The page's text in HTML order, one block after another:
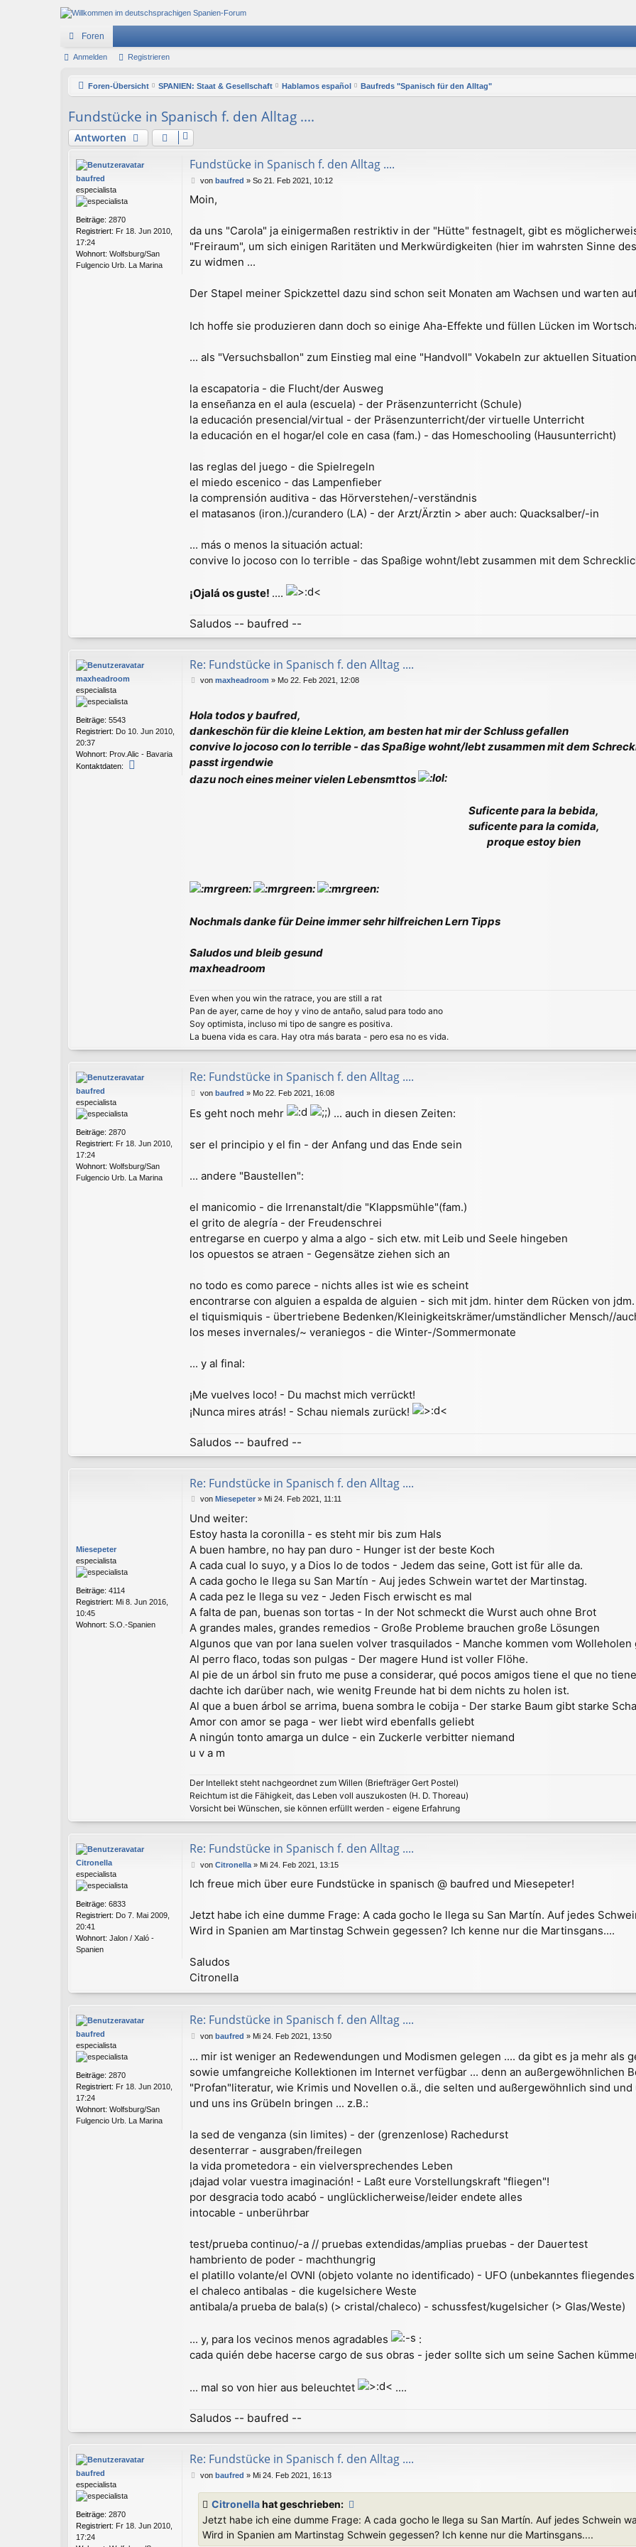
Foren
Anmelden Registrieren
Foren-Übersicht SPANIEN: Staat & Gesellschaft Hablamos español Baufreds "Spanisch für den Alltag"
Fundstücke in Spanisch f. den Alltag ....
Antworten
baufred
especialista
Beiträge: 2870
Registriert: Fr 18. Jun 2010,
17:24
Wohnort: Wolfsburg/San
Fulgencio Urb. La Marina
Fundstücke in Spanisch f. den Alltag ....
B
i
a
g
vonbaufred »So 21. Feb 2021, 10:12
Moin,
da uns "Carola" ja einigermaßen restriktiv in der "Hütte" festnagelt, gibt es
"Freiraum", um sich einigen Raritäten und Merkwürdigkeiten (hier im wahrsten Sinne
zu widmen ...
Der Stapel meiner Spickzettel dazu sind schon seit Monaten am Wachsen und warten
Ich hoffe sie produzieren dann doch so einige Aha-Effekte und füllen Lücken im
... als "Versuchsballon" zum Einstieg mal eine "Handvoll" Vokabeln zur aktuellen
la escapatoria - die Flucht/der Ausweg
la enseñanza en el aula (escuela) - der Präsenzunterricht (Schule)
la educación presencial/virtual - der Präsenzunterricht/der virtuelle Unterricht
la educación en el hogar/el cole en casa (fam.) - das Homeschooling (Hausunterricht)
las reglas del juego - die Spielregeln
el miedo escenico - das Lampenfieber
la comprensión auditiva - das Hörverstehen/-verständnis
el matasanos (iron.)/curandero (LA) - der Arzt/Ärztin > aber auch: Quacksalber/-in
... más o menos la situación actual:
convive lo jocoso con lo terrible - das Spaßige wohnt/lebt zusammen mit dem
¡Ojalá os guste! ....
Saludos -- baufred --
maxheadroom
especialista
Beiträge: 5543
Registriert: Do 10. Jun 2010,
20:37
Wohnort: Prov.Alic - Bavaria
Kontaktdaten:
m
Re: Fundstücke in Spanisch f. den Alltag ....
B
t
a
g
vonmaxheadroom » Mo 22. Feb 2021, 12:08
Hola todos y baufred,
dankeschön für die kleine Lektion, am besten hat mir der Schluss gefallen
convive lo jocoso con lo terrible - das Spaßige wohnt/lebt zusammen mit dem
passt irgendwie
dazu noch eines meiner vielen Lebensmttos
Suficente para la bebida,
suficente para la comida,
proque estoy bien
Nochmals danke für Deine immer sehr hilfreichen Lern Tipps
Saludos und bleib gesund
maxheadroom
Even when you win the ratrace, you are still a rat
Pan de ayer, carne de hoy y vino de antaño, salud para todo ano
Soy optimista, incluso mi tipo de sangre es positiva.
La buena vida es cara. Hay otra más barata - pero esa no es vida.
baufred
especialista
Beiträge: 2870
Registriert: Fr 18. Jun 2010,
17:24
Wohnort: Wolfsburg/San
Fulgencio Urb. La Marina
Re: Fundstücke in Spanisch f. den Alltag ....
B
i
a
vonbaufred » Mo 22. Feb 2021, 16:08
Es geht noch mehr ... auch in diesen Zeiten:
ser el principio y el fin - der Anfang und das Ende sein
... andere "Baustellen":
el manicomio - die Irrenanstalt/die "Klappsmühle"(fam.)
el grito de alegría - der Freudenschrei
entregarse en cuerpo y alma a algo - sich etw. mit Leib und Seele hingeben
los opuestos se atraen - Gegensätze ziehen sich an
no todo es como parece - nichts alles ist wie es scheint
encontrarse con alguien a espalda de alguien - sich mit jdm. hinter dem Rücken von
el tiquismiquis - übertriebene Bedenken/Kleinigkeitskrämer/umständlicher Mensch//
los meses invernales/~ veraniegos - die Winter-/Sommermonate
... y al final:
¡Me vuelves loco! - Du machst mich verrückt!
¡Nunca mires atrás! - Schau niemals zurück!
Saludos -- baufred --
Miesepeter
especialista
Beiträge: 4114
Registriert: Mi 8. Jun 2016,
10:45
Wohnort: S.O.-Spanien
Re: Fundstücke in Spanisch f. den Alltag ....
B
i
t
r
a
g
von Miesepeter » Mi 24. Feb 2021, 11:11
Und weiter:
Estoy hasta la coronilla - es steht mir bis zum Hals
A buen hambre, no hay pan duro - Hunger ist der beste Koch
A cada cual lo suyo, y a Dios lo de todos - Jedem das seine, Gott ist für alle da.
A cada gocho le llega su San Martín - Auj jedes Schwein wartet der Martinstag.
A cada pez le llega su vez - Jeden Fisch erwischt es mal
A falta de pan, buenas son tortas - In der Not schmeckt die Wurst auch ohne Brot
A grandes males, grandes remedios - Große Probleme brauchen große Lösungen
Algunos que van por lana suelen volver trasquilados - Manche kommen vom
Al perro flaco, todas son pulgas - Der magere Hund ist voller Flöhe.
Al pie de un árbol sin fruto me puse a considerar, qué pocos amigos tiene el que no
dachte ich darüber nach, wie wenitg Freunde hat bi dem nichts zu holen ist.
Al que a buen árbol se arrima, buena sombra le cobija - Der starke Baum gibt starke
Amor con amor se paga - wer liebt wird ebenfalls geliebt
A ningún tonto amarga un dulce - ein Zuckerle verbitter niemand
u v a m
Der Intellekt steht nachgeordnet zum Willen (Briefträger Gert Postel)
Reichtum ist die Fähigkeit, das Leben voll auszukosten (H. D. Thoreau)
Vorsicht bei Wünschen, sie können erfüllt werden - eigene Erfahrung
Citronella
especialista
Beiträge: 6833
Registriert: Do 7. Mai 2009,
20:41
Wohnort: Jalon / Xaló -
Spanien
Re: Fundstücke in Spanisch f. den Alltag ....
B
i
a
g
vonCitronella » Mi 24. Feb 2021, 13:15
Ich freue mich über eure Fundstücke in spanisch @ baufred und Miesepeter!
Jetzt habe ich eine dumme Frage: A cada gocho le llega su San Martín. Auf jedes
Wird in Spanien am Martinstag Schwein gegessen? Ich kenne nur die Martinsgans....
Saludos
Citronella
baufred
especialista
Beiträge: 2870
Registriert: Fr 18. Jun 2010,
17:24
Wohnort: Wolfsburg/San
Fulgencio Urb. La Marina
Re: Fundstücke in Spanisch f. den Alltag ....
B
t
a
g
vonbaufred » Mi 24. Feb 2021, 13:50
... mir ist weniger an Redewendungen und Modismen gelegen .... da gibt es ja mehr als
sowie umfangreiche Kollektionen im Internet verfügbar ... denn an außergewöhnlichen
"Profan"literatur, wie Krimis und Novellen o.ä., die selten und außergewöhnlich sind
und uns ins Grübeln bringen ... z.B.:
la sed de venganza (sin limites) - der (grenzenlose) Rachedurst
desenterrar - ausgraben/freilegen
la vida prometedora - ein vielversprechendes Leben
¡dajad volar vuestra imaginación! - Laßt eure Vorstellungskraft "fliegen"!
por desgracia todo acabó - unglücklicherweise/leider endete alles
intocable - unberührbar
test/prueba continuo/-a // pruebas extendidas/amplias pruebas - der Dauertest
hambriento de poder - machthungrig
el platillo volante/el OVNI (objeto volante no identificado) - UFO (unbekanntes
el chaleco antibalas - die kugelsichere Weste
antibala/a prueba de bala(s) (> cristal/chaleco) - schussfest/kugelsicher (> Glas/Weste)
... y, para los vecinos menos agradables
:
cada quién debe hacerse cargo de sus obras - jeder sollte sich um seine Sachen
... mal so von hier aus beleuchtet ....
Saludos -- baufred --
baufred
especialista
Beiträge: 2870
Registriert: Fr 18. Jun 2010,
17:24
Re: Fundstücke in Spanisch f. den Alltag ....
Bvonbaufred » Mi 24. Feb 2021, 16:13
Citronellahat geschrieben:
Jetzt habe ich eine dumme Frage: A cada gocho le llega su San Martín. Auf jedes Schwein
Wird in Spanien am Martinstag Schwein gegessen? Ich kenne nur die Martinsgans....